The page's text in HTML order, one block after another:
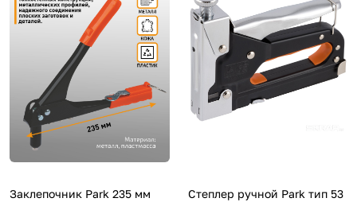
Заклепочник Park 235 мм
Степлер ручной Park тип 53